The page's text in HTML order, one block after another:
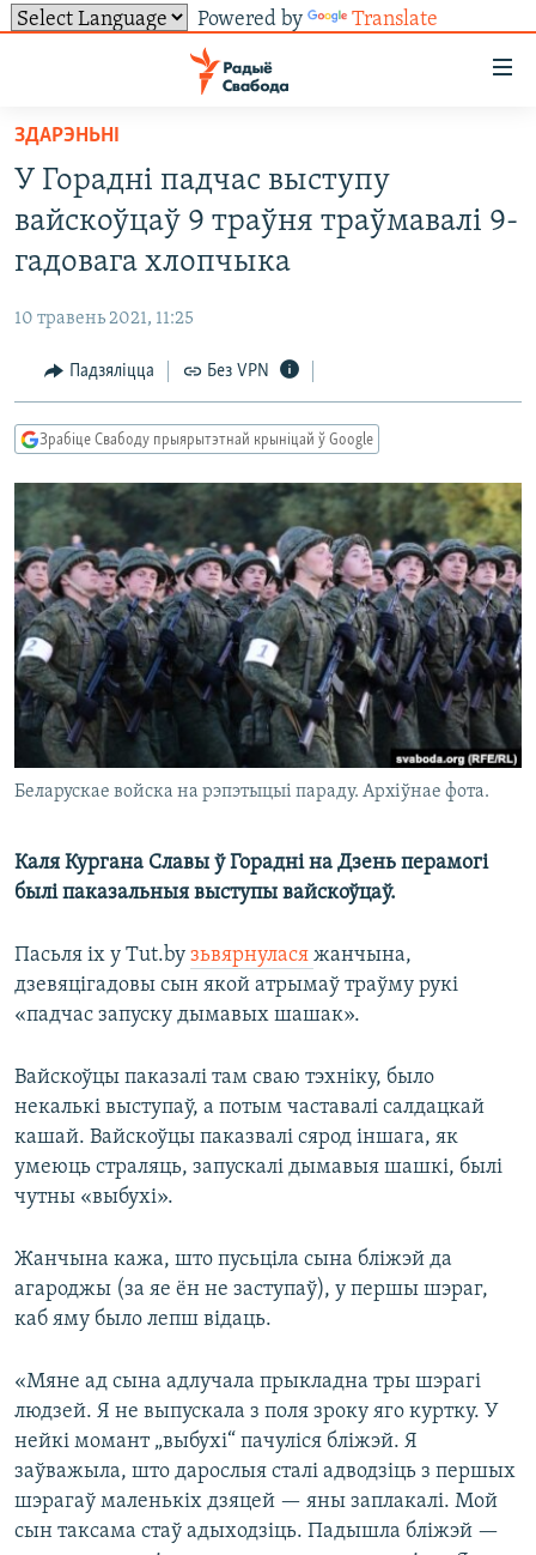
Powered by Translate
ўнівэрсальнага
доступу
Перайсьці
да
галоўнага
зьместу
да
навігацыі
Перайсьці
да
УСЕ НАВІНЫ
ПАЛІТЫКА
ЭКАНОМІКА
ПАЛІТВЯЗЬНІ
КУЛЬТУРА
КАЛЯНДАР
ТОЛЬКІ НА СВАБОДЗЕ
ГІСТОРЫЯ НА СВАБОДЗЕ
ПАДКАСТЫ
PREMIUM
МОВА
НА ХВАЛЯХ СВАБОДЫ
ПАДЗЯЛІЦЦА ІНФАРМАЦЫЯЙ
RSS
ПАДКАСТЫ
Усе сайты РС/РСЭ
ЗДАРЭНЬНІ
У Горадні падчас выступу
вайскоўцаў 9 траўня траўмавалі 9-
гадовага хлопчыка
10 травень 2021, 11:25
Падзяліцца Без VPN
Зрабіце Свабоду прыярытэтнай крыніцай ў Google
Беларускае войска на рэпэтыцыі параду. Архіўнае фота.
Каля Кургана Славы ў Горадні на Дзень перамогі
былі паказальныя выступы вайскоўцаў.
Пасьля іх у Тut.by зьвярнулася жанчына,
дзевяцігадовы сын якой атрымаў траўму рукі
«падчас запуску дымавых шашак».
Вайскоўцы паказалі там сваю тэхніку, было
некалькі выступаў, а потым частавалі салдацкай
кашай. Вайскоўцы паказвалі сярод іншага, як
умеюць страляць, запускалі дымавыя шашкі, былі
чутны «выбухі».
Жанчына кажа, што пусьціла сына бліжэй да
агароджы (за яе ён не заступаў), у першы шэраг,
каб яму было лепш відаць.
«Мяне ад сына адлучала прыкладна тры шэрагі
людзей. Я не выпускала з поля зроку яго куртку. У
нейкі момант „выбухі“ пачуліся бліжэй. Я
заўважыла, што дарослыя сталі адводзіць з першых
шэрагаў маленькіх дзяцей — яны заплакалі. Мой
сын таксама стаў адыходзіць. Падышла бліжэй —